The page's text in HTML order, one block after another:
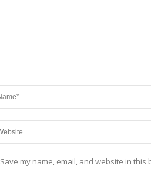
Save my name, email, and website in